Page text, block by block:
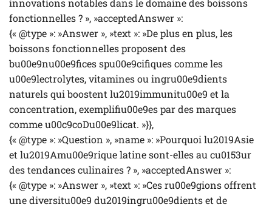
innovations notables dans le domaine des boissons
fonctionnelles ? », »acceptedAnswer »:
{« @type »: »Answer », »text »: »De plus en plus, les
boissons fonctionnelles proposent des
bu00e9nu00e9fices spu00e9cifiques comme les
u00e9lectrolytes, vitamines ou ingru00e9dients
naturels qui boostent lu2019immunitu00e9 et la
concentration, exemplifiu00e9es par des marques
comme u00c9coDu00e9licat. »}},
{« @type »: »Question », »name »: »Pourquoi lu2019Asie
et lu2019Amu00e9rique latine sont-elles au cu0153ur
des tendances culinaires ? », »acceptedAnswer »:
{« @type »: »Answer », »text »: »Ces ru00e9gions offrent
une diversitu00e9 du2019ingru00e9dients et de